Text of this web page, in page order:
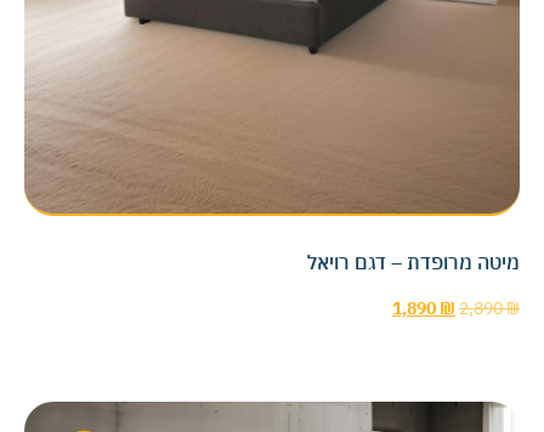
מיטה מרופדת – דגם רויאל
2,890₪
1,890 ₪